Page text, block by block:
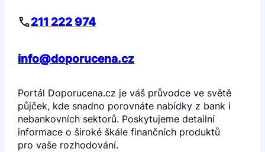
211 222 974
info@doporucena.cz
Portál Doporucena.cz je váš průvodce ve světě
půjček, kde snadno porovnáte nabídky z bank i
nebankovních sektorů. Poskytujeme detailní
informace o široké škále finančních produktů
pro vaše rozhodování.